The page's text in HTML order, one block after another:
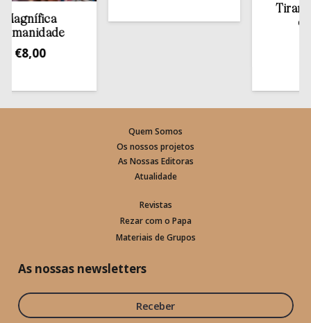
8,00
Tirar a
Quem Somos
Os nossos projetos
As Nossas Editoras
Atualidade
Revistas
Rezar com o Papa
Materiais de Grupos
As nossas newsletters
Receber